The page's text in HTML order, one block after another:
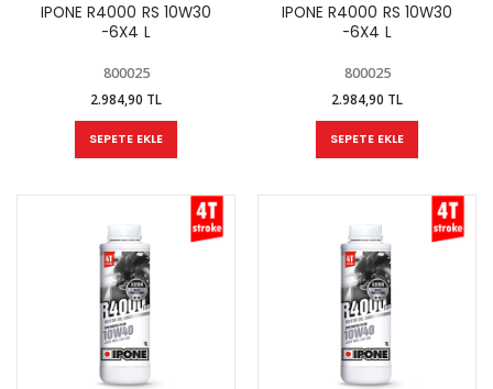
IPONE R4000 RS 10W30
-6X4 L
800025
2.984,90 TL
SEPETE EKLE
IPONE R4000 RS 10W30
-6X4 L
800025
2.984,90 TL
SEPETE EKLE